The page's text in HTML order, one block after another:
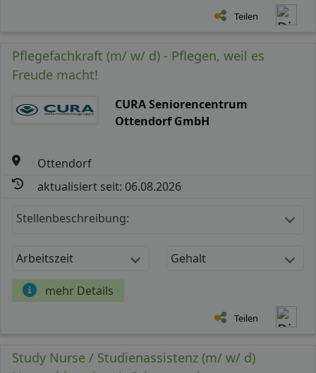
Teilen
Pflegefachkraft (m/ w/ d) - Pflegen, weil es
Freude macht!
CURA Seniorencentrum
Ottendorf GmbH
Ottendorf
aktualisiert seit: 06.08.2026
Stellenbeschreibung:
Arbeitszeit Gehalt
mehr Details
Teilen
Study Nurse / Studienassistenz (m/ w/ d)